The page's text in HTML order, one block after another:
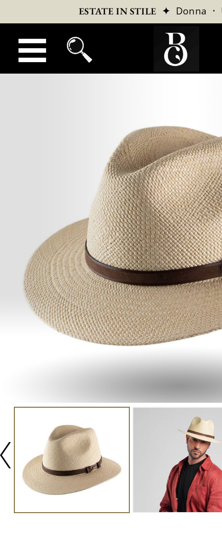
ESTATE IN STILE ✦ Donna ·